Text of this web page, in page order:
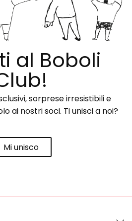
al Boboli
sorprese irresistibili e
ai nostri soci. Ti unisci a noi?
Mi unisco